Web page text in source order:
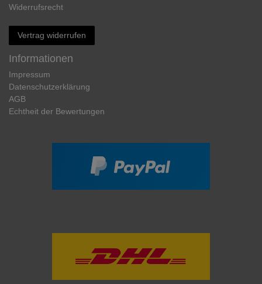
Widerrufs­recht
Vertrag widerrufen
Informationen
Impressum
Daten­schutz­erklärung
AGB
Echtheit der Bewertungen